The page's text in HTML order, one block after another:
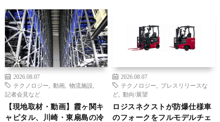
2026.08.07
テクノロジー
動画 物流施設
記者会見など
【現地取材・動画】霞ヶ関キ
ャピタル、川崎・東扇島の冷
2026.08.07
テクノロジー
プレスリリースな
ど
動向/展望
ロジスネクストが防爆仕様車
のフォークをフルモデルチェ